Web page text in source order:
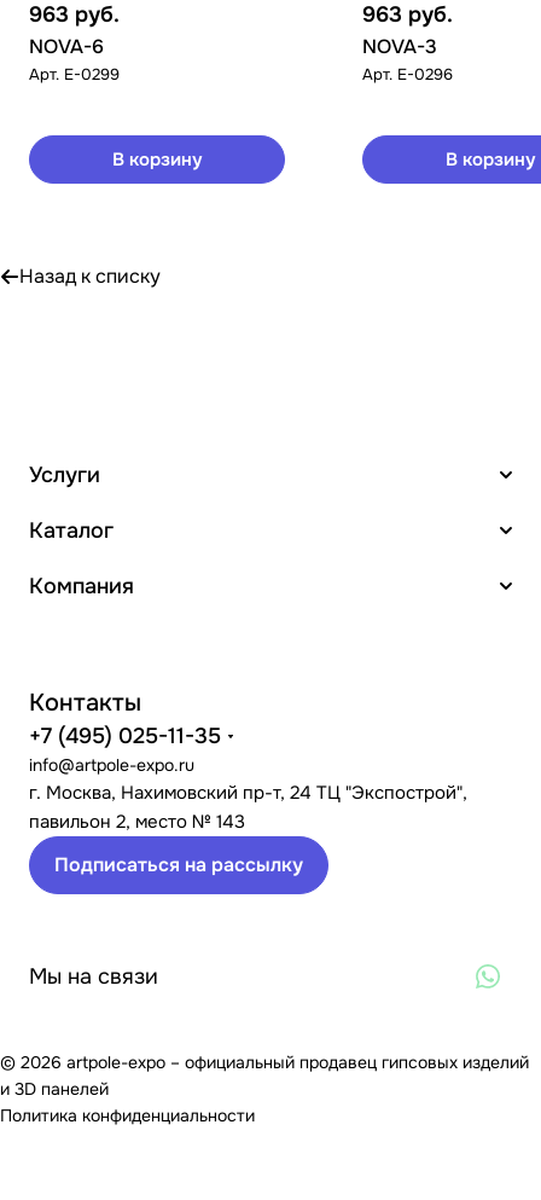
963 руб.
NOVA-6
Арт. E-0299
В корзину
963 руб.
NOVA-3
Арт. E-0296
В корзину
Назад к списку
Услуги
Каталог
Компания
Контакты
+7 (495) 025-11-35
info@artpole-expo.ru
г. Москва, Нахимовский пр-т, 24 ТЦ "Экспострой",
павильон 2, место № 143
Подписаться на рассылку
Мы на связи
© 2026 artpole-expo – официальный продавец гипсовых изделий
и 3D панелей
Политика конфиденциальности